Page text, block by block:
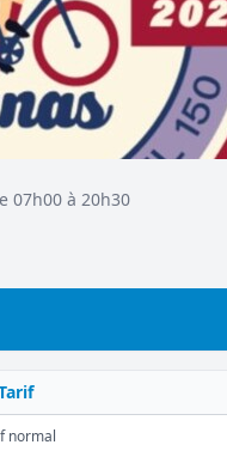
07h00 à 20h30
normal